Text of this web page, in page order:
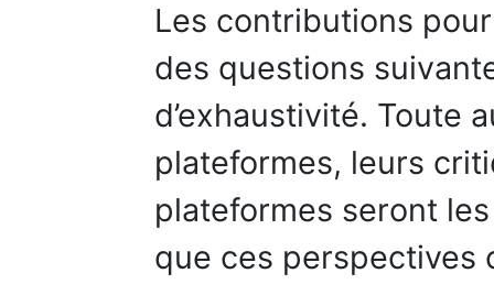
Les contributions
des questions
d’exhaustivité. Toute
plateformes, leurs
plateformes seront
que ces perspectives